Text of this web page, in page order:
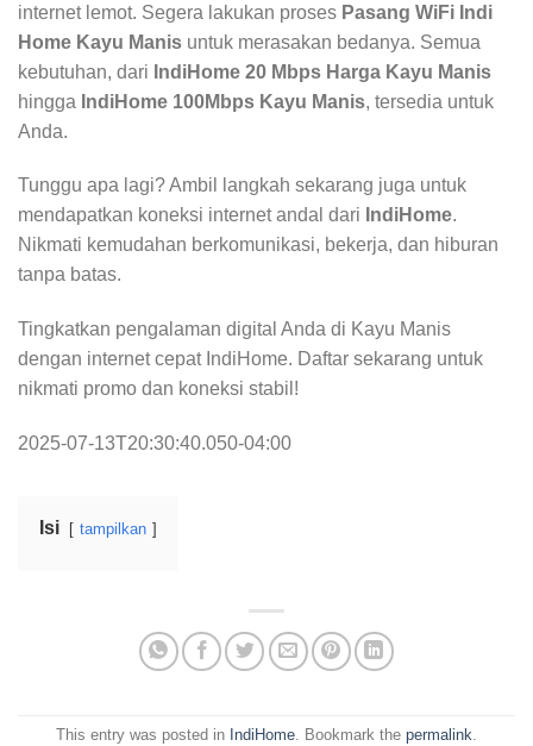
internet lemot. Segera lakukan proses Pasang WiFi Indi
Home Kayu Manis untuk merasakan bedanya. Semua
kebutuhan, dari IndiHome 20 Mbps Harga Kayu Manis
hingga IndiHome 100Mbps Kayu Manis, tersedia untuk
Anda.
Tunggu apa lagi? Ambil langkah sekarang juga untuk
mendapatkan koneksi internet andal dari IndiHome.
Nikmati kemudahan berkomunikasi, bekerja, dan hiburan
tanpa batas.
Tingkatkan pengalaman digital Anda di Kayu Manis
dengan internet cepat IndiHome. Daftar sekarang untuk
nikmati promo dan koneksi stabil!
2025-07-13T20:30:40.050-04:00
Isi tampilkan
This entry was posted in IndiHome. Bookmark the permalink.